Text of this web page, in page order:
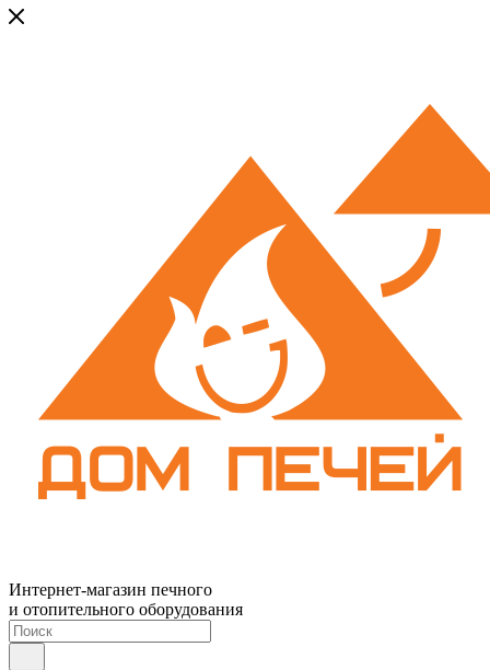
Интернет-магазин печного
и отопительного оборудования